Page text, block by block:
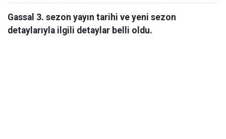
Gassal 3. sezon yayın tarihi ve yeni sezon
detaylarıyla ilgili detaylar belli oldu.